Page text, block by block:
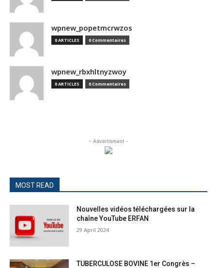
wpnew_popetmcrwzos
0 ARTICLES 0 Commentaires
wpnew_rbxhltnyzwoy
0 ARTICLES 0 Commentaires
- Advertisment -
MOST READ
Nouvelles vidéos téléchargées sur la
chaîne YouTube ERFAN
29 April 2024
TUBERCULOSE BOVINE 1er Congrès –